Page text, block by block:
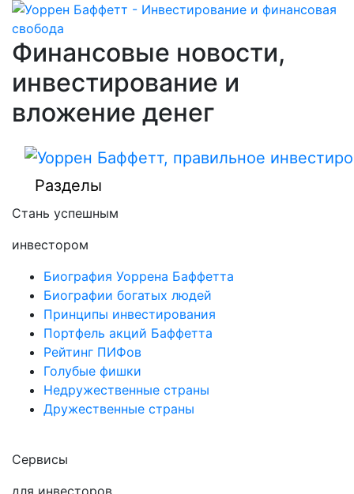
Финансовые новости,
инвестирование и
вложение денег
Разделы
Стань успешным
инвестором
Биография Уоррена Баффетта
Биографии богатых людей
Принципы инвестирования
Портфель акций Баффетта
Рейтинг ПИФов
Голубые фишки
Недружественные страны
Дружественные страны
Сервисы
для инвесторов